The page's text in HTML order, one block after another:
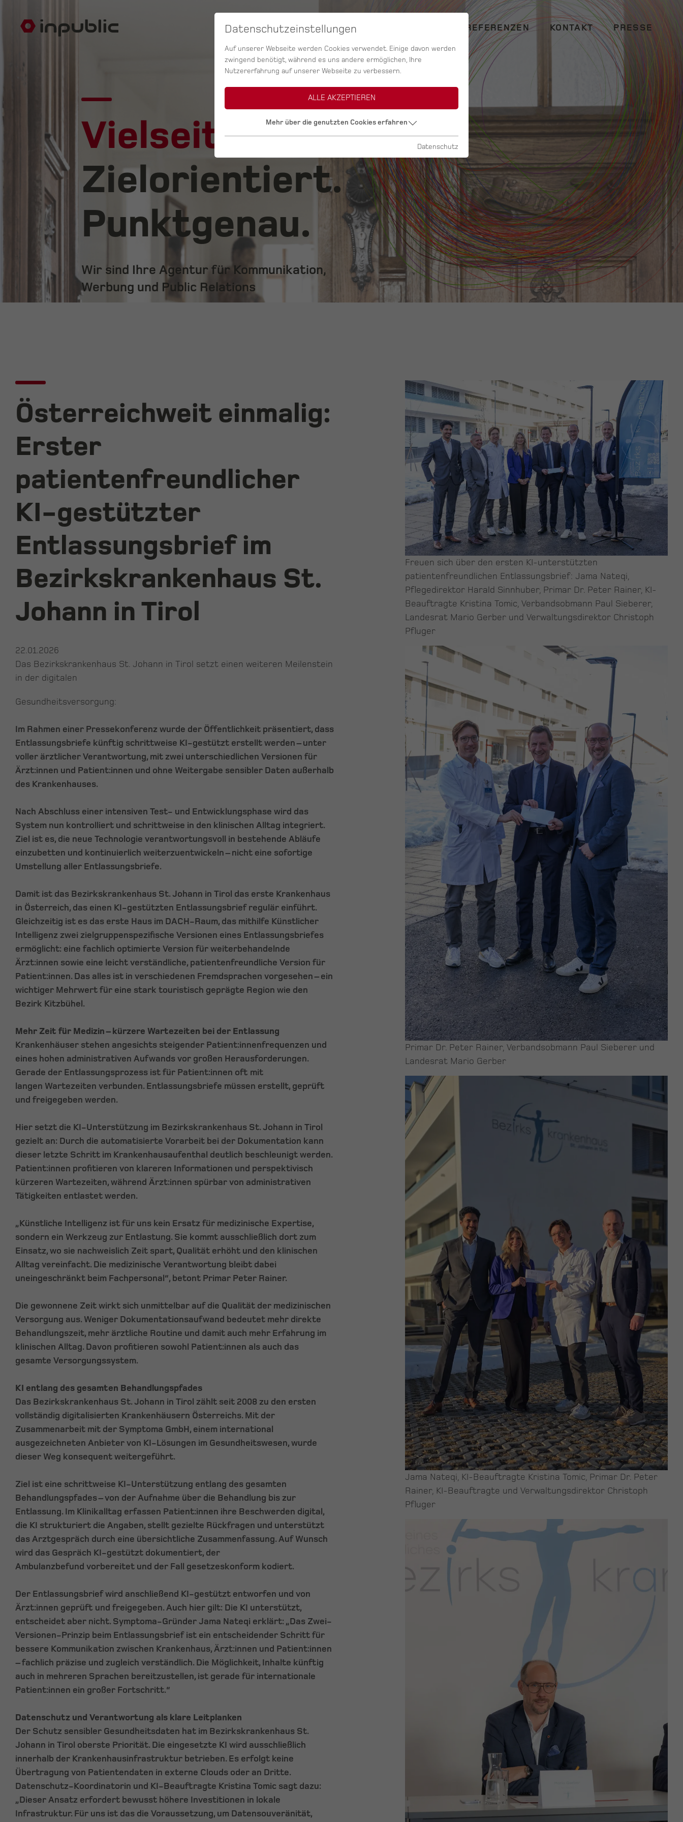
SERVICES AGENTUR REFERENZEN KONTAKT PRESSE
Vielseitig.
Zielorientiert.
Punktgenau.
Wir sind Ihre Agentur für Kommunikation,
Werbung und Public Relations
Österreichweit einmalig:
Erster
patientenfreundlicher
KI-gestützter
Entlassungsbrief im
Bezirkskrankenhaus St.
Johann in Tirol
22.01.2026
Das Bezirkskrankenhaus St. Johann in Tirol setzt einen weiteren Meilenstein
in der digitalen
Gesundheitsversorgung:
Im Rahmen einer Pressekonferenz wurde der Öffentlichkeit präsentiert, dass
Entlassungsbriefe künftig schrittweise KI-gestützt erstellt werden – unter
voller ärztlicher Verantwortung, mit zwei unterschiedlichen Versionen für
Ärzt:innen und Patient:innen und ohne Weitergabe sensibler Daten außerhalb
des Krankenhauses.
Nach Abschluss einer intensiven Test- und Entwicklungsphase wird das
System nun kontrolliert und schrittweise in den klinischen Alltag integriert.
Ziel ist es, die neue Technologie verantwortungsvoll in bestehende Abläufe
einzubetten und kontinuierlich weiterzuentwickeln – nicht eine sofortige
Umstellung aller Entlassungsbriefe.
Damit ist das Bezirkskrankenhaus St. Johann in Tirol das erste Krankenhaus
in Österreich, das einen KI-gestützten Entlassungsbrief regulär einführt.
Gleichzeitig ist es das erste Haus im DACH-Raum, das mithilfe Künstlicher
Intelligenz zwei zielgruppenspezifische Versionen eines Entlassungsbriefes
ermöglicht: eine fachlich optimierte Version für weiterbehandelnde
Ärzt:innen sowie eine leicht verständliche, patientenfreundliche Version für
Patient:innen. Das alles ist in verschiedenen Fremdsprachen vorgesehen – ein
wichtiger Mehrwert für eine stark touristisch geprägte Region wie den
Bezirk Kitzbühel.
Mehr Zeit für Medizin – kürzere Wartezeiten bei der Entlassung
Krankenhäuser stehen angesichts steigender Patient:innenfrequenzen und
eines hohen administrativen Aufwands vor großen Herausforderungen.
Gerade der Entlassungsprozess ist für Patient:innen oft mit
langen Wartezeiten verbunden. Entlassungsbriefe müssen erstellt, geprüft
und freigegeben werden.
Hier setzt die KI-Unterstützung im Bezirkskrankenhaus St. Johann in Tirol
gezielt an: Durch die automatisierte Vorarbeit bei der Dokumentation kann
dieser letzte Schritt im Krankenhausaufenthal deutlich beschleunigt werden.
Patient:innen profitieren von klareren Informationen und perspektivisch
kürzeren Wartezeiten, während Ärzt:innen spürbar von administrativen
Tätigkeiten entlastet werden.
„Künstliche Intelligenz ist für uns kein Ersatz für medizinische Expertise,
sondern ein Werkzeug zur Entlastung. Sie kommt ausschließlich dort zum
Einsatz, wo sie nachweislich Zeit spart, Qualität erhöht und den klinischen
Alltag vereinfacht. Die medizinische Verantwortung bleibt dabei
uneingeschränkt beim Fachpersonal“, betont Primar Peter Rainer.
Die gewonnene Zeit wirkt sich unmittelbar auf die Qualität der medizinischen
Versorgung aus. Weniger Dokumentationsaufwand bedeutet mehr direkte
Behandlungszeit, mehr ärztliche Routine und damit auch mehr Erfahrung im
klinischen Alltag. Davon profitieren sowohl Patient:innen als auch das
gesamte Versorgungssystem.
KI entlang des gesamten Behandlungspfades
Das Bezirkskrankenhaus St. Johann in Tirol zählt seit 2008 zu den ersten
vollständig digitalisierten Krankenhäusern Österreichs. Mit der
Zusammenarbeit mit der Symptoma GmbH, einem international
ausgezeichneten Anbieter von KI-Lösungen im Gesundheitswesen, wurde
dieser Weg konsequent weitergeführt.
Ziel ist eine schrittweise KI-Unterstützung entlang des gesamten
Behandlungspfades – von der Aufnahme über die Behandlung bis zur
Entlassung. Im Klinikalltag erfassen Patient:innen ihre Beschwerden digital,
die KI strukturiert die Angaben, stellt gezielte Rückfragen und unterstützt
das Arztgespräch durch eine übersichtliche Zusammenfassung. Auf Wunsch
wird das Gespräch KI-gestützt dokumentiert, der
Ambulanzbefund vorbereitet und der Fall gesetzeskonform kodiert.
Der Entlassungsbrief wird anschließend KI-gestützt entworfen und von
Ärzt:innen geprüft und freigegeben. Auch hier gilt: Die KI unterstützt,
entscheidet aber nicht. Symptoma-Gründer Jama Nateqi erklärt: „Das Zwei-
Versionen-Prinzip beim Entlassungsbrief ist ein entscheidender Schritt für
bessere Kommunikation zwischen Krankenhaus, Ärzt:innen und Patient:innen
– fachlich präzise und zugleich verständlich. Die Möglichkeit, Inhalte künftig
auch in mehreren Sprachen bereitzustellen, ist gerade für internationale
Patient:innen ein großer Fortschritt.“
Datenschutz und Verantwortung als klare Leitplanken
Der Schutz sensibler Gesundheitsdaten hat im Bezirkskrankenhaus St.
Johann in Tirol oberste Priorität. Die eingesetzte KI wird ausschließlich
innerhalb der Krankenhausinfrastruktur betrieben. Es erfolgt keine
Übertragung von Patientendaten in externe Clouds oder an Dritte.
Datenschutz-Koordinatorin und KI-Beauftragte Kristina Tomic sagt dazu:
„Dieser Ansatz erfordert bewusst höhere Investitionen in lokale
Infrastruktur. Für uns ist das die Voraussetzung, um Datensouveränität,
Freuen sich über den ersten KI-unterstützten
patientenfreundlichen Entlassungsbrief: Jama Nateqi,
Pflegedirektor Harald Sinnhuber, Primar Dr. Peter Rainer, KI-
Beauftragte Kristina Tomic, Verbandsobmann Paul Sieberer,
Landesrat Mario Gerber und Verwaltungsdirektor Christoph
Pfluger
Primar Dr. Peter Rainer, Verbandsobmann Paul Sieberer und
Landesrat Mario Gerber
Jama Nateqi, KI-Beauftragte Kristina Tomic, Primar Dr. Peter
Rainer, KI-Beauftragte und Verwaltungsdirektor Christoph
Pfluger
Datenschutzeinstellungen
Auf unserer Webseite werden Cookies verwendet. Einige davon werden
zwingend benötigt, während es uns andere ermöglichen, Ihre
Nutzererfahrung auf unserer Webseite zu verbessern.
ALLE AKZEPTIEREN
Mehr über die genutzten Cookies erfahren
Datenschutz